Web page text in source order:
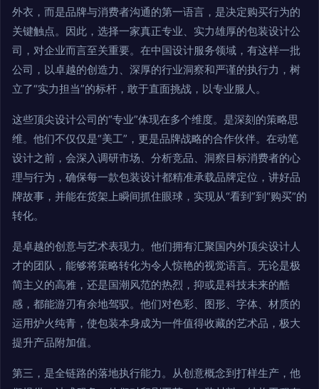
外衣，而是品牌与消费者沟通的第一语言，是决定购买行为的
关键触点。因此，选择一家真正专业、实力雄厚的包装设计公
司，对企业而言至关重要。在中国设计服务领域，有这样一批
公司，以卓越的创造力、深厚的行业洞察和严谨的执行力，树
立了“实力担当”的标杆，敢于直面挑战，以专业服人。
这些顶尖设计公司的“专业”体现在多个维度。是深刻的策略思
维。他们不仅仅是“美工”，更是品牌战略的合作伙伴。在动笔
设计之前，会深入调研市场、分析竞品、洞察目标消费者的心
理与行为，确保每一款包装设计都精准承载品牌定位，讲好品
牌故事，并能在货架上瞬间抓住眼球，实现从“看到”到“购买”的
转化。
是卓越的创意与艺术表现力。他们拥有汇聚国内外顶尖设计人
才的团队，能够将策略转化为令人惊艳的视觉语言。无论是极
简主义的高雅，还是国潮风范的热烈，抑或是科技未来的酷
感，都能游刃有余地驾驭。他们对色彩、图形、字体、材质的
运用炉火纯青，使包装本身成为一件值得收藏的艺术品，极大
提升产品附加值。
第三，是全链路的落地执行能力。从创意概念到打样生产，他